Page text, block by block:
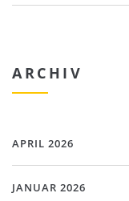
ARCHIV
APRIL 2026
JANUAR 2026